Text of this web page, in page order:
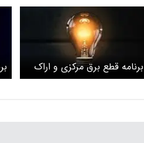
برنامه قطع برق مرکزی و اراک
امروز شنبه 3 خرداد